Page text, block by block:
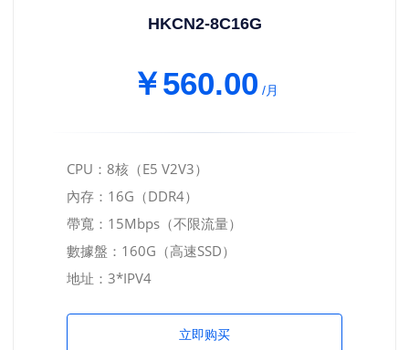
HKCN2-8C16G
￥560.00 /月
CPU：8核（E5 V2V3）
內存：16G（DDR4）
帶寬：15Mbps（不限流量）
數據盤：160G（高速SSD）
地址：3*IPV4
立即购买